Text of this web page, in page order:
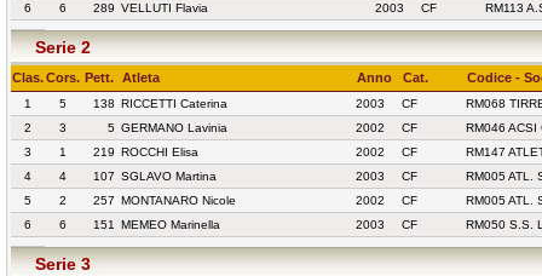
6
6 289 VELLUTI Flavia 2003 CF RM113
Serie 2
Clas.Cors. Pett. Atleta Anno Cat. Codice -
1 5 138 RICCETTI Caterina 2003 CF
RM068
2
3 5 GERMANO Lavinia 2002 CF
RM046 ACSI
3
1 219 ROCCHI Elisa 2002 CF
RM147
4
4 107 SGLAVO Martina 2003 CF
RM005 ATL.
5
2 257 MONTANARO Nicole 2002 CF
RM005 ATL.
6
6 151 MEMEO Marinella 2003 CF RM050 S.S.
Serie 3